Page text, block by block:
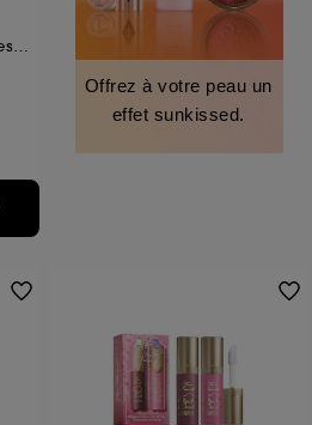
Coffret de 2 vernis à ongles tenue jusqu'à 7 jours
Offrez à votre peau un
effet sunkissed.